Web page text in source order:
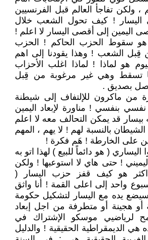
، ولكن تفاجأ العالم قبل الفرنسيين
اليسار ! كيف تحول الشعب خلال
اليمين إلى أقصى اليسار لا اعلم !
هو سقوط الحزب الحاكم ! الحزب
الشعب ! وهذا يقودنا إلى اهم
هو لماذا ! لماذا اغلب الأحزاب
تسقط وهي غير مرغوبة من قِبل
بصديق .
من ماكرون للإلتفاف إلى شيطنة
بنفسي ! مناورة لإبعاد اليمين
بيسار قد يمكن التحالف معه لا اعلم
بالنسبة لهم ! لا يهم ، المهم
على الخارطة ! هَم فكرة !
( هو دائماً للبيع ) لهذا اتو به
! حتى هاي لا استوعبها ! ولكن
اكثر هو كيف قفز حزب اليسار (
واحد إلى اعلى القمة ! أنا واثق
سيضع يده مع اليسار لتشكيل حكومة
أو هجينة أو متطرفة من اجل إبعاد
لرياضيي موسكو الإشتراك في
هي الديمقراطية الحقيقية ! والدليل